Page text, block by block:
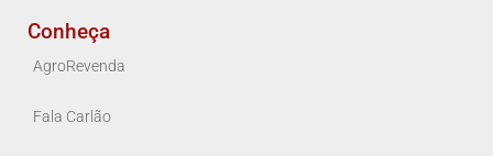
Conheça
AgroRevenda
Fala Carlão